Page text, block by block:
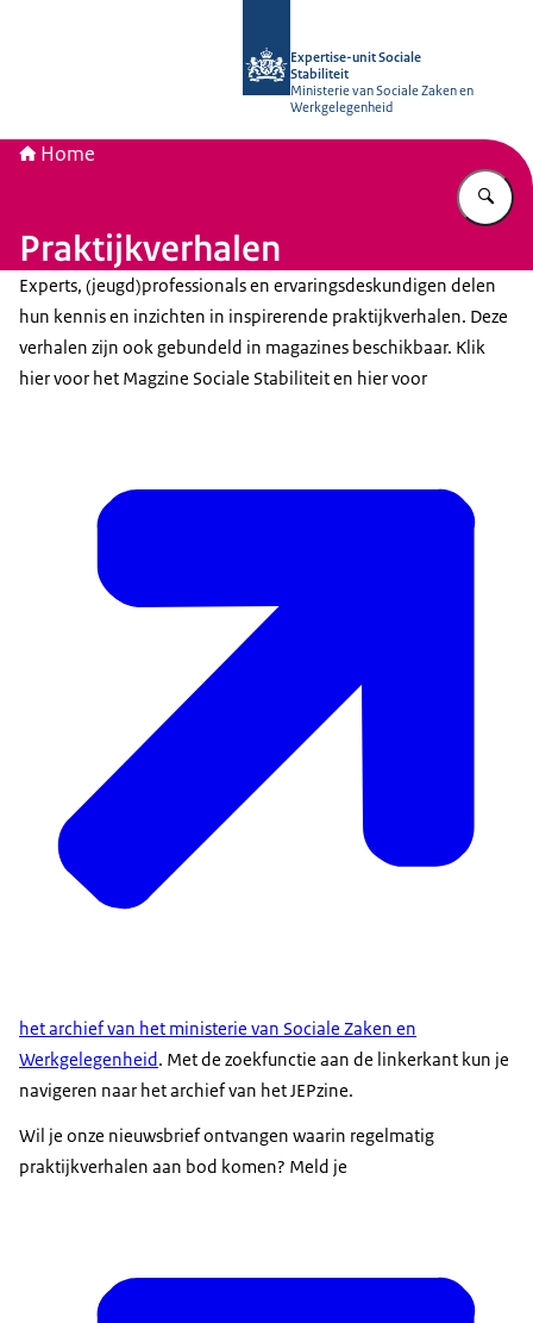
Expertise-unit Sociale
Stabiliteit
Ministerie van Sociale Zaken en
Werkgelegenheid
Home
Praktijkverhalen
Experts, (jeugd)professionals en ervaringsdeskundigen delen
hun kennis en inzichten in inspirerende praktijkverhalen. Deze
verhalen zijn ook gebundeld in magazines beschikbaar. Klik
hier voor het Magzine Sociale Stabiliteit en hier voor
het archief van het ministerie van Sociale Zaken en
Werkgelegenheid. Met de zoekfunctie aan de linkerkant kun je
navigeren naar het archief van het JEPzine.
Wil je onze nieuwsbrief ontvangen waarin regelmatig
praktijkverhalen aan bod komen? Meld je